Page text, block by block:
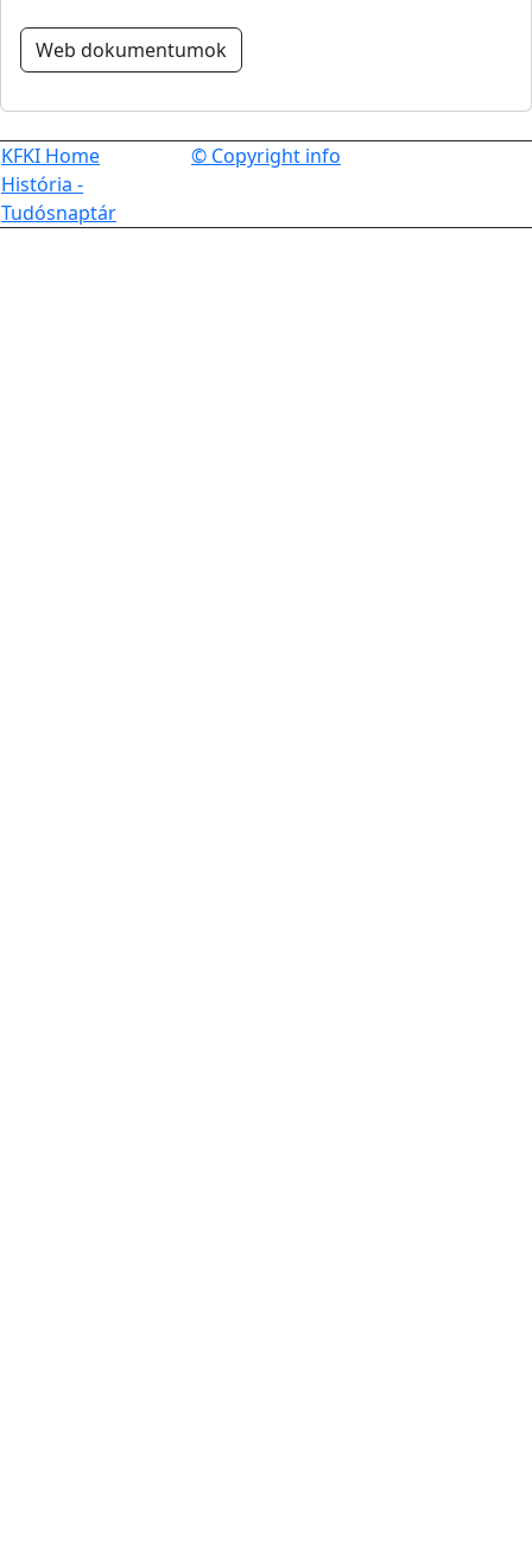
Web dokumentumok
KFKI Home
História -
Tudósnaptár
© Copyright info